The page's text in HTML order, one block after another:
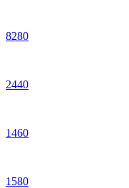
8280
2440
1460
1 580